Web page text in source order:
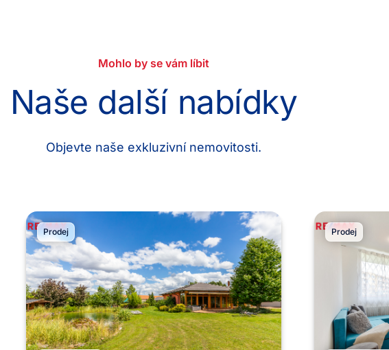
Mohlo by se vám líbit
Naše další nabídky
Objevte naše exkluzivní nemovitosti.
Prodej Prodej